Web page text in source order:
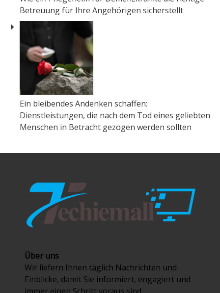
Betreuung für Ihre Angehörigen sicherstellt
Ein bleibendes Andenken schaffen:
Dienstleistungen, die nach dem Tod eines geliebten
Menschen in Betracht gezogen werden sollten
Über uns
Wir liefern Ihnen täglich Nachrichten und
Einblicke, damit Sie informiert, engagiert und